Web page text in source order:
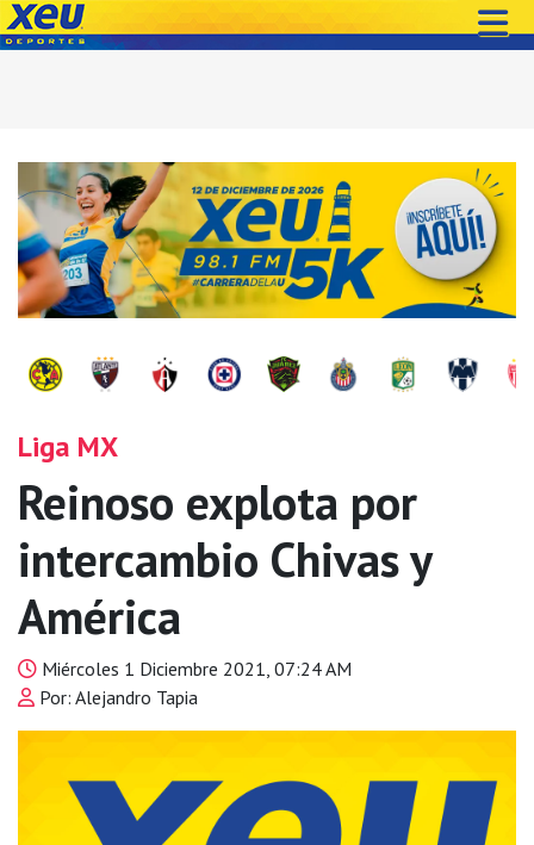
Liga MX
Reinoso explota por
intercambio Chivas y
América
Miércoles 1 Diciembre 2021, 07:24 AM
Por: Alejandro Tapia